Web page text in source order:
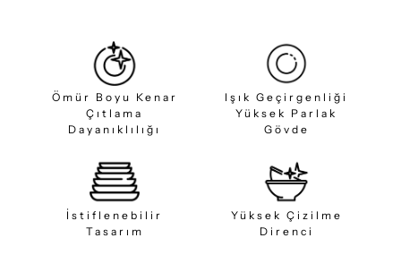
Ömür Boyu Kenar
Çıtlama
Dayanıklılığı
Işık Geçirgenliği
Yüksek Parlak
Gövde
İstiflenebilir
Tasarım
Yüksek Çizilme
Direnci